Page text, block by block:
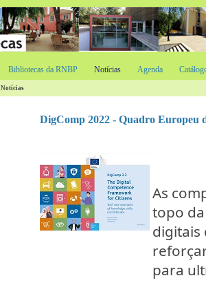
Bibliotecas da RNBP Notícias Agenda
Notícias
DigComp 2022 - Quadro Europeu
As
topo
digitais
para